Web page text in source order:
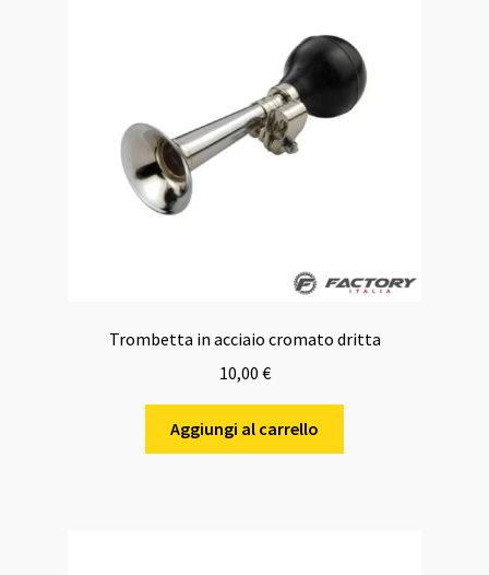
Trombetta in acciaio cromato dritta
10,00 €
Aggiungi al carrello